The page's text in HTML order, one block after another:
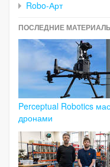
Robo-Арт
ПОСЛЕДНИЕ
Perceptual Robotics
дронами